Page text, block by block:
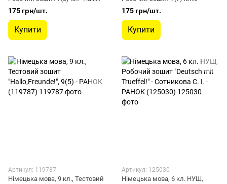
Hallo!" - Гоголєва Г. В. - РАНОК
(124561)
175 грн/шт.
Купити
"Deutsch mit Trüffel!" + мовне
портфоліо - Сотникова С. І. -
РАНОК (124562)
175 грн/шт.
Купити
Артикул: 119787
Німецька мова, 9 кл., Тестовий
Артикул: 125030
Німецька мова, 6 кл. НУШ,